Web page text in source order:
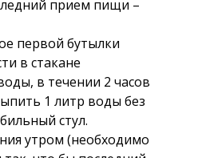
прием пищи –
первой бутылки
в стакане
в течении 2 часов
1 литр воды без
стул.
утром (необходимо